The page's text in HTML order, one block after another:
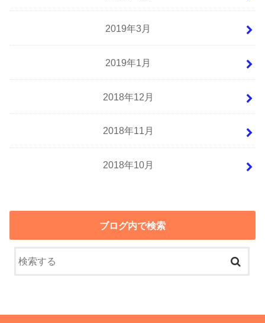
2019年3月
2019年1月
2018年12月
2018年11月
2018年10月
ブログ内で検索